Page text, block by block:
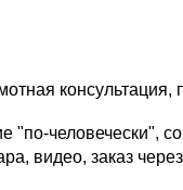
"по-человечески",
видео, заказ